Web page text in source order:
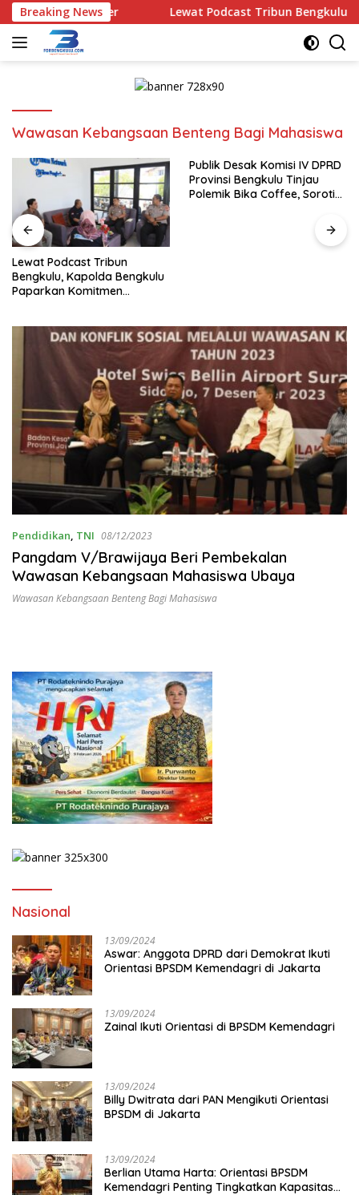
Langsung
ke
konten
Breaking News
Gengster Lewat Podcast Tribun Bengkulu,
Wawasan Kebangsaan Benteng Bagi Mahasiswa
Lewat Podcast Tribun
Bengkulu, Kapolda Bengkulu
Paparkan Komitmen
Publik Desak Komisi IV DPRD
Provinsi Bengkulu Tinjau
Polemik Bika Coffee, Soroti
Pendidikan, TNI 08/12/2023
Pangdam V/Brawijaya Beri Pembekalan
Wawasan Kebangsaan Mahasiswa Ubaya
Wawasan Kebangsaan Benteng Bagi Mahasiswa
Nasional
13/09/2024
Aswar: Anggota DPRD dari Demokrat Ikuti
Orientasi BPSDM Kemendagri di Jakarta
13/09/2024
Zainal Ikuti Orientasi di BPSDM Kemendagri
13/09/2024
Billy Dwitrata dari PAN Mengikuti Orientasi
BPSDM di Jakarta
13/09/2024
Berlian Utama Harta: Orientasi BPSDM
Kemendagri Penting Tingkatkan Kapasitas